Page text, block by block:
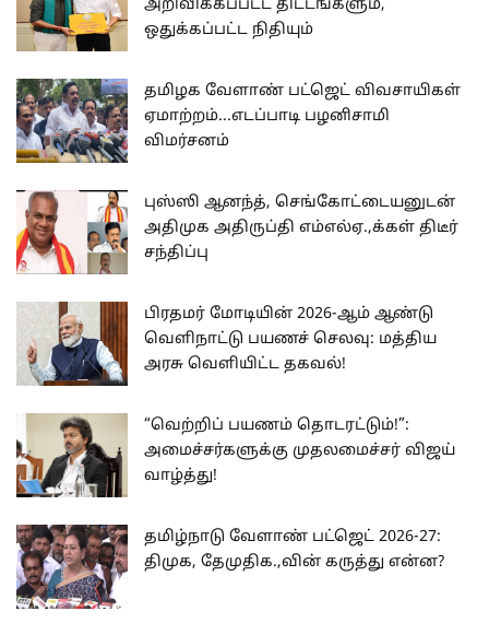
அறிவிக்கப்பட்ட திட்டங்களும்,
ஒதுக்கப்பட்ட நிதியும்
தமிழக வேளாண் பட்ஜெட் விவசாயிகள்
ஏமாற்றம்...எடப்பாடி பழனிசாமி
விமர்சனம்
புஸ்ஸி ஆனந்த், செங்கோட்டையனுடன்
அதிமுக அதிருப்தி எம்எல்ஏ.,க்கள் திடீர்
சந்திப்பு
பிரதமர் மோடியின் 2026-ஆம் ஆண்டு
வெளிநாட்டு பயணச் செலவு: மத்திய
அரசு வெளியிட்ட தகவல்!
“வெற்றிப் பயணம் தொடரட்டும்!”:
அமைச்சர்களுக்கு முதலமைச்சர் விஜய்
வாழ்த்து!
தமிழ்நாடு வேளாண் பட்ஜெட் 2026-27:
திமுக, தேமுதிக.,வின் கருத்து என்ன?